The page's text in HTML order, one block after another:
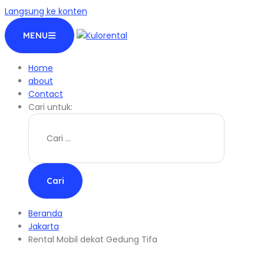
Langsung ke konten
MENU
Home
about
Contact
Cari untuk:
Beranda
Jakarta
Rental Mobil dekat Gedung Tifa